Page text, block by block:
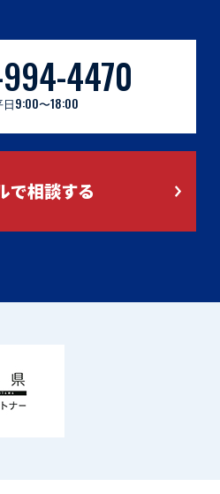
4470
日9:00〜18:00
で相談する